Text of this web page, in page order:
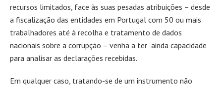
recursos limitados, face às suas pesadas atribuições – desde
a fiscalização das entidades em Portugal com 50 ou mais
trabalhadores até à recolha e tratamento de dados
nacionais sobre a corrupção – venha a ter ainda capacidade
para analisar as declarações recebidas.
Em qualquer caso, tratando-se de um instrumento não